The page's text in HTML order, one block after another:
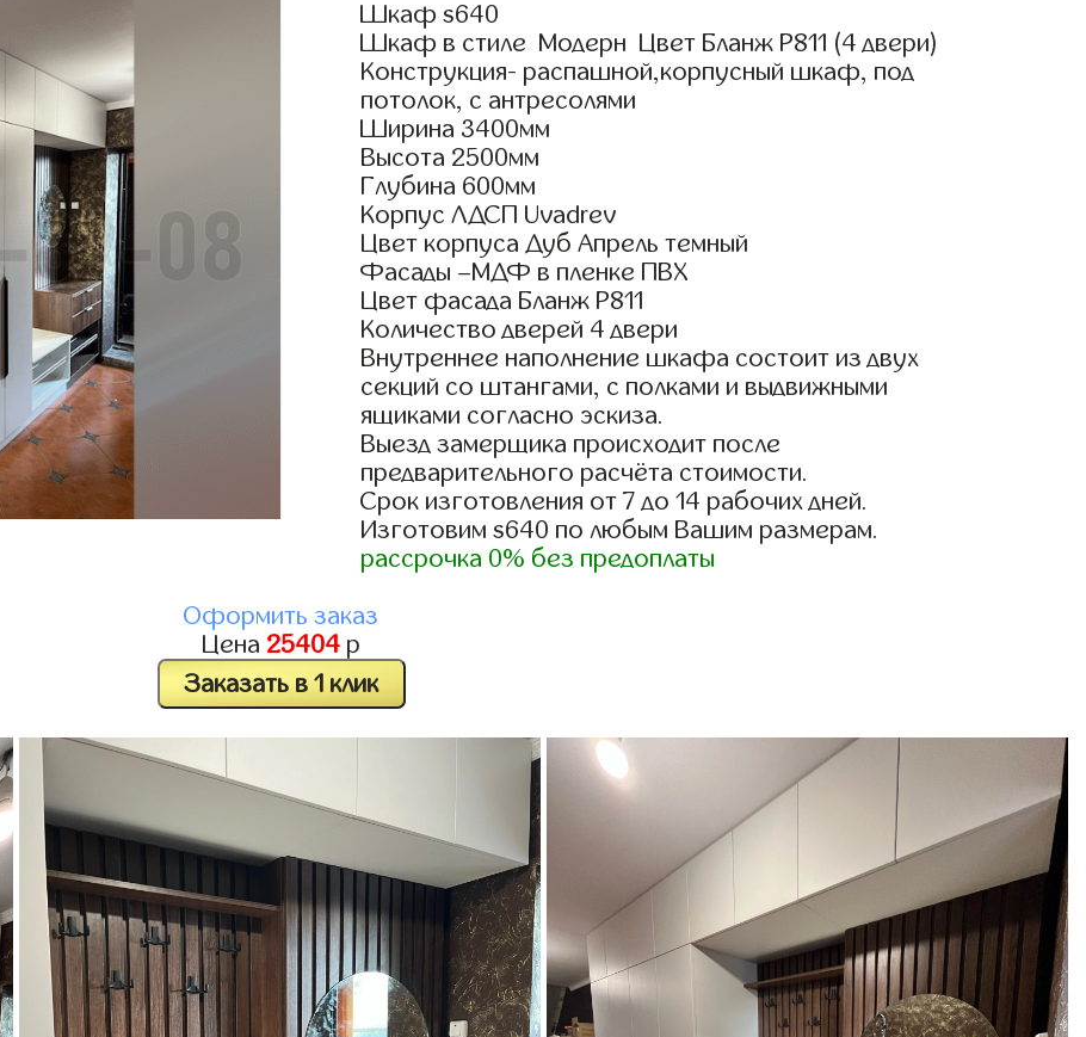
Шкаф s640
Шкаф в стиле Модерн Цвет Бланж Р811 (4 двери)
Конструкция- распашной,корпусный шкаф, под
потолок, с антресолями
Ширина 3400мм
Высота 2500мм
Глубина 600мм
Корпус ЛДСП Uvadrev
Цвет корпуса Дуб Апрель темный
Фасады –МДФ в пленке ПВХ
Цвет фасада Бланж Р811
Количество дверей 4 двери
Внутреннее наполнение шкафа состоит из двух
секций со штангами, с полками и выдвижными
ящиками согласно эскиза.
Выезд замерщика происходит после
предварительного расчёта стоимости.
Срок изготовления от 7 до 14 рабочих дней.
Изготовим s640 по любым Вашим размерам.
рассрочка 0% без предоплаты
Оформить заказ
Цена 25404 р
Заказать в 1 клик